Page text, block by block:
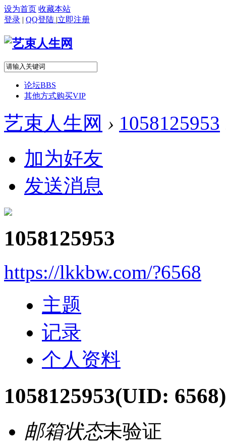
设为首页 收藏本站
登录 | QQ登陆 |立即注册
论坛BBS
其他方式购买VIP
艺束人生网 › 1058125953
加为好友
发送消息
1058125953
https://lkkbw.com/?6568
主题
记录
个人资料
1058125953(UID: 6568)
邮箱状态未验证